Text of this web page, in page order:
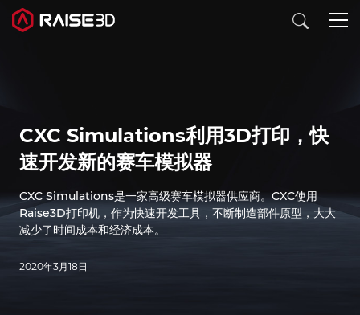
软件
材料
CXC Simulations利用3D打印，快
速开发新的赛车模拟器
CXC Simulations是一家高级赛车模拟器供应商。CXC使用
Raise3D打印机，作为快速开发工具，不断制造部件原型，大大
减少了时间成本和经济成本。
2020年3月18日